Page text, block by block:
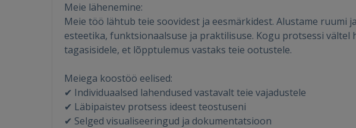
Unustasite parooli?
Meie lähenemine:
Meie töö lähtub teie soovidest ja eesmärkidest. Alustame
esteetika, funktsionaalsuse ja praktilisuse. Kogu protsessi
tagasisidele, et lõpptulemus vastaks teie ootustele.
Meiega koostöö eelised:
✔ Individuaalsed lahendused vastavalt teie vajadustele
✔ Läbipaistev protsess ideest teostuseni
✔ Selged visualiseeringud ja dokumentatsioon